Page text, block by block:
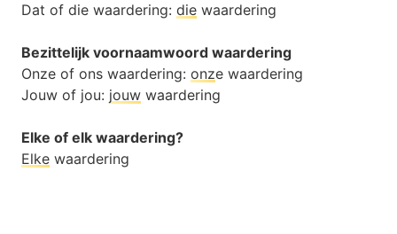
Dat of die waardering: die waardering
Bezittelijk voornaamwoord waardering
Onze of ons waardering: onze waardering
Jouw of jou: jouw waardering
Elke of elk waardering?
Elke waardering